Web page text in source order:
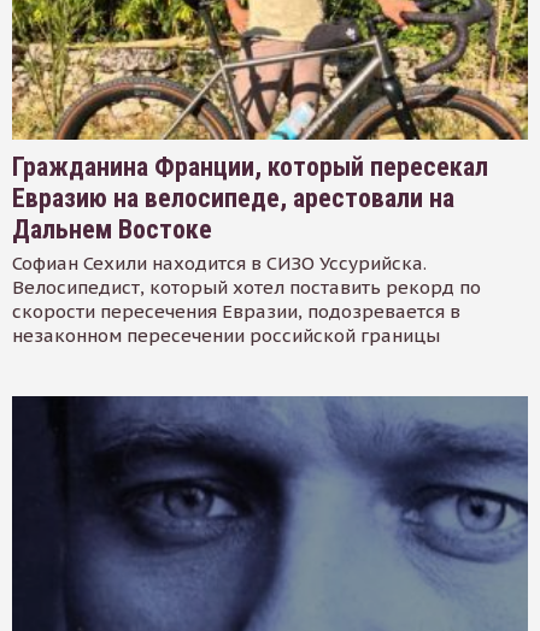
Гражданина Франции, который пересекал
Евразию на велосипеде, арестовали на
Дальнем Востоке
Софиан Сехили находится в СИЗО Уссурийска.
Велосипедист, который хотел поставить рекорд по
скорости пересечения Евразии, подозревается в
незаконном пересечении российской границы